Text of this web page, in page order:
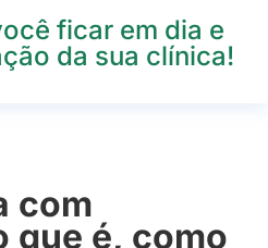
ficar em dia e
da sua clínica!
com
que é, como